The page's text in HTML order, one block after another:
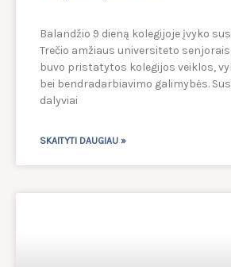
Balandžio 9 dieną kolegijoje įvyko
Trečio amžiaus universiteto
buvo pristatytos kolegijos veiklos,
bei bendradarbiavimo galimybės.
dalyviai
SKAITYTI DAUGIAU »